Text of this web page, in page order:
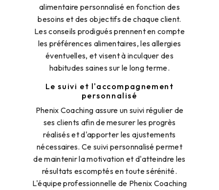
alimentaire personnalisé en fonction des
besoins et des objectifs de chaque client.
Les conseils prodigués prennent en compte
les préférences alimentaires, les allergies
éventuelles, et visent à inculquer des
habitudes saines sur le long terme.
Le suivi et l'accompagnement
personnalisé
Phenix Coaching assure un suivi régulier de
ses clients afin de mesurer les progrès
réalisés et d'apporter les ajustements
nécessaires. Ce suivi personnalisé permet
de maintenir la motivation et d'atteindre les
résultats escomptés en toute sérénité.
L'équipe professionnelle de Phenix Coaching